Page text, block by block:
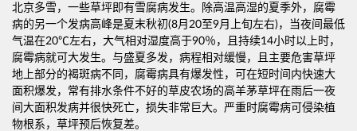
北京多雪，一些草坪即有雪腐病发生。除高温高湿的夏季外，腐霉
病的另一个发病高峰是夏末秋初(8月20至9月上旬左右)，当夜间最低
气温在20℃左右，大气相对湿度高于90％，且持续14小时以上时，
腐霉病就可大发生。与盛夏多发，病程相对缓慢，且主要危害草坪
地上部分的褐斑病不同，腐霉病具有爆发性，可在短时间内快速大
面积爆发，常有排水条件不好的草皮农场的高羊茅草坪在雨后一夜
间大面积发病并很快死亡，损失非常巨大。严重时腐霉病可侵染植
物根系，草坪预后恢复差。